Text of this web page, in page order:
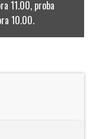
11.00, proba
10.00.